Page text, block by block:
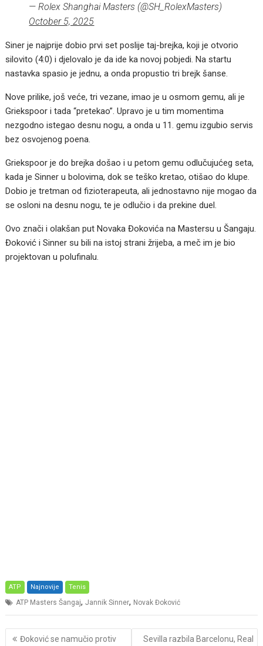
— Rolex Shanghai Masters (@SH_RolexMasters)
October 5, 2025
Siner je najprije dobio prvi set poslije taj-brejka, koji je otvorio
silovito (4:0) i djelovalo je da ide ka novoj pobjedi. Na startu
nastavka spasio je jednu, a onda propustio tri brejk šanse.
Nove prilike, još veće, tri vezane, imao je u osmom gemu, ali je
Griekspoor i tada “pretekao”. Upravo je u tim momentima
nezgodno istegao desnu nogu, a onda u 11. gemu izgubio servis
bez osvojenog poena.
Griekspoor je do brejka došao i u petom gemu odlučujućeg seta,
kada je Sinner u bolovima, dok se teško kretao, otišao do klupe.
Dobio je tretman od fizioterapeuta, ali jednostavno nije mogao da
se osloni na desnu nogu, te je odlučio i da prekine duel.
Ovo znači i olakšan put Novaka Đokovića na Mastersu u Šangaju.
Đoković i Sinner su bili na istoj strani žrijeba, a meč im je bio
projektovan u polufinalu.
ATP Najnovije Tenis
ATP Masters Šangaj,Jannik Sinner, Novak Đoković
Post
Đoković se namučio protiv Sevilla razbila Barcelonu, Real